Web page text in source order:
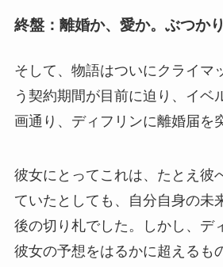
終盤：離婚か、愛か。ぶつか
そして、物語はついにクライマ
う契約期間が目前に迫り、イベ
画通り、ディフリンに離婚届を
彼女にとってこれは、たとえ彼
ていたとしても、自分自身の未
後の切り札でした。しかし、デ
彼女の予想をはるかに超えるも